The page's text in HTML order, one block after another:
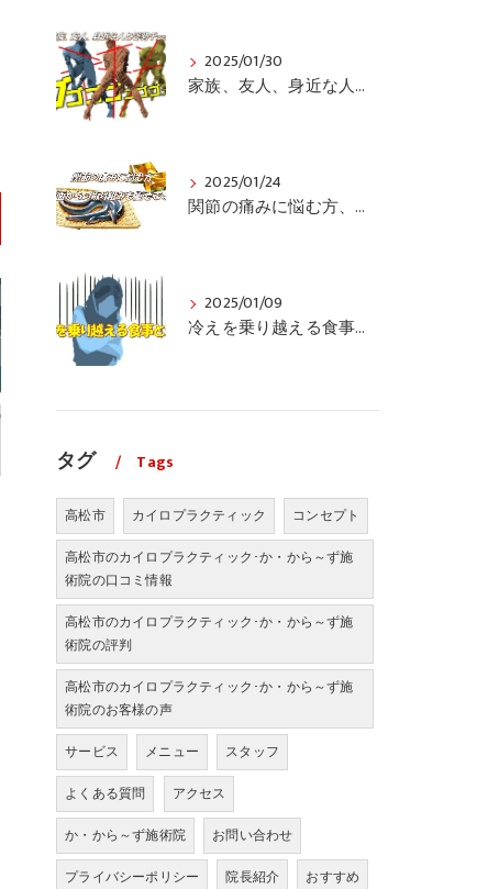
2025/01/30
家族、友人、身近な人の姿勢をちょっと見てみませんか？
2025/01/24
関節の痛みに悩む方、栄養面からの取り組みも重要ですよ！
2025/01/09
冷えを乗り越える食事と運動
タグ Tags
高松市 カイロプラクティック
コンセプト
高松市のカイロプラクティック･か・から～ず施
術院の口コミ情報
高松市のカイロプラクティック･か・から～ず施
術院の評判
高松市のカイロプラクティック･か・から～ず施
術院のお客様の声
サービス
メニュー
スタッフ
よくある質問
アクセス
か・から～ず施術院
お問い合わせ
プライバシーポリシー
院長紹介
おすすめ